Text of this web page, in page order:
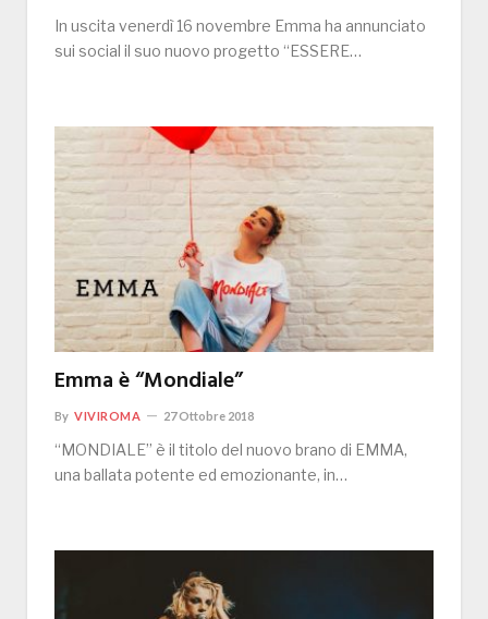
In uscita venerdì 16 novembre Emma ha annunciato
sui social il suo nuovo progetto “ESSERE…
Emma è “Mondiale”
By VIVIROMA 27 Ottobre 2018
“MONDIALE” è il titolo del nuovo brano di EMMA,
una ballata potente ed emozionante, in…